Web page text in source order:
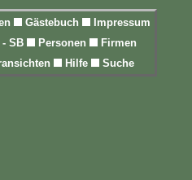
Gästebuch
Impressum
- SB Personen
Firmen
Hilfe Suche